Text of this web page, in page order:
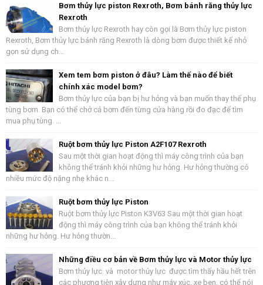
Bơm thủy lực piston Rexroth, Bơm bánh răng thủy lực
Rexroth
Bơm thủy lực Rexroth hay còn gọi là Bơm thủy lực piston
Rexroth, Bơm thủy lực bánh răng Rexroth là dòng bơm được thiết kế nhỏ
gọn sử dụng ch...
Xem tem bơm piston ở đâu? Làm thế nào để biết
chính xác model bơm?
Bơm thủy lực của bạn bị hư hỏng và bạn muốn thay thế phụ
tùng bơm. Bạn có thể chở cả bơm đến từng cửa hàng rồi đo đạc để tìm
mua phụ tùng. ...
Ruột bơm thủy lực Piston A2F107 Rexroth
Sau một thời gian hoạt động thì máy công trình của bạn
không thể tránh khỏi những hư hỏng. Hư hỏng thường có
nhiều mức độ nặng nhẹ khác n...
Ruột bơm thủy lực Piston
Ruột bơm thủy lực Piston K3V63 Sau một thời gian hoạt
động thì máy công trình của bạn không thể tránh khỏi
những hư hỏng. Hư hỏng thườn...
Những điều cơ bản về Bơm thủy lực và Motor thủy lực
Bơm thủy lực và motor thủy lực được tìm thấy hầu hết trên
các phương tiện xây dựng như máy xúc, xe ben, có thể nói